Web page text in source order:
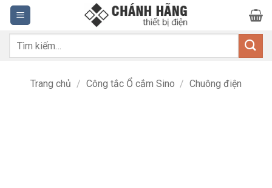
Bỏ
qua
nội
dung
Tìm
Trang chủ / Công tắc Ổ cắm Sino / Chuông điện